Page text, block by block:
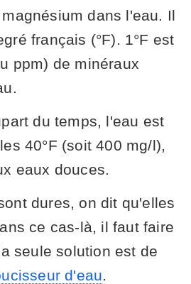
dans l'eau. Il
français (°F). 1°F est
ppm) de minéraux
du temps, l'eau est
40°F (soit 400 mg/l),
eaux douces.
dures, on dit qu'elles
ce cas-là, il faut faire
seule solution est de
d'eau